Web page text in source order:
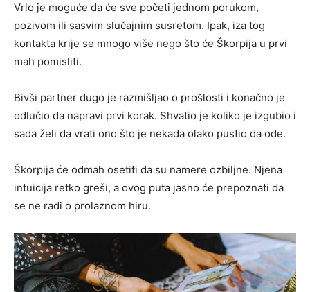
Vrlo je moguće da će sve početi jednom porukom,
pozivom ili sasvim slučajnim susretom. Ipak, iza tog
kontakta krije se mnogo više nego što će Škorpija u prvi
mah pomisliti.
Bivši partner dugo je razmišljao o prošlosti i konačno je
odlučio da napravi prvi korak. Shvatio je koliko je izgubio i
sada želi da vrati ono što je nekada olako pustio da ode.
Škorpija će odmah osetiti da su namere ozbiljne. Njena
intuicija retko greši, a ovog puta jasno će prepoznati da
se ne radi o prolaznom hiru.